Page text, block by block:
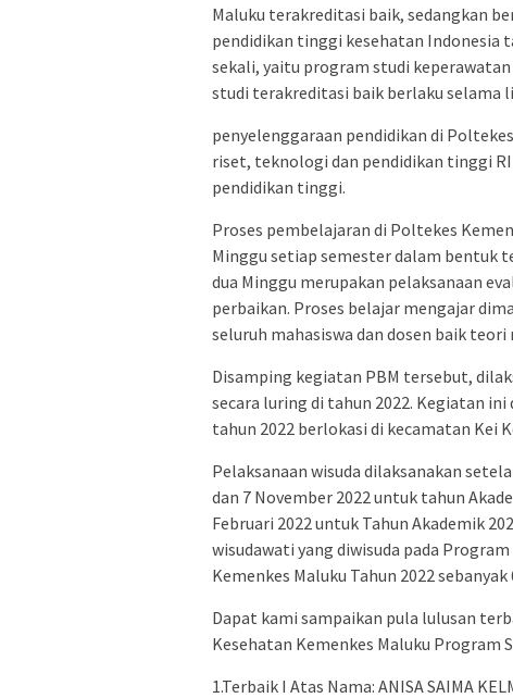
Maluku terakreditasi baik, sedangkan
pendidikan tinggi kesehatan Indonesia
sekali, yaitu program studi
studi terakreditasi baik berlaku selama
penyelenggaraan pendidikan di
riset, teknologi dan pendidikan tinggi
pendidikan tinggi.
Proses pembelajaran di Poltekes
Minggu setiap semester dalam bentuk
dua Minggu merupakan pelaksanaan
perbaikan. Proses belajar mengajar
seluruh mahasiswa dan dosen baik
Disamping kegiatan PBM tersebut,
secara luring di tahun 2022. Kegiatan ini
tahun 2022 berlokasi di kecamatan Kei
Pelaksanaan wisuda dilaksanakan
dan 7 November 2022 untuk tahun
Februari 2022 untuk Tahun Akademik
wisudawati yang diwisuda pada
Kemenkes Maluku Tahun 2022
Dapat kami sampaikan pula lulusan
Kesehatan Kemenkes Maluku Program
1.Terbaik I Atas Nama: ANISA SAIMA